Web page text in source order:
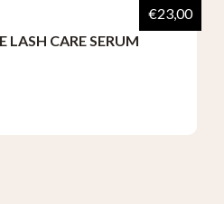
LASH CARE SERUM
€23,00